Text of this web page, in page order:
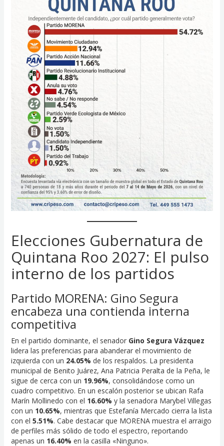
Elecciones Gubernatura de
Quintana Roo 2027: El pulso
interno de los partidos
Partido MORENA: Gino Segura
encabeza una contienda interna
competitiva
En el partido dominante, el senador Gino Segura Vázquez
lidera las preferencias para abanderar el movimiento de
izquierda con un 24.05% de los respaldos. La presidenta
municipal de Benito Juárez, Ana Patricia Peralta de la Peña, le
sigue de cerca con un 19.96%, consolidándose como un
cuadro competitivo. En un escalón posterior se ubican Rafa
Marín Mollinedo con el 16.60% y la senadora Marybel Villegas
con un 10.65%, mientras que Estefanía Mercado cierra la lista
con el 5.51%. Cabe destacar que MORENA muestra el arraigo
de perfiles más sólido de todo el espectro, reportando
apenas un 16.40% en la casilla «Ninguno».